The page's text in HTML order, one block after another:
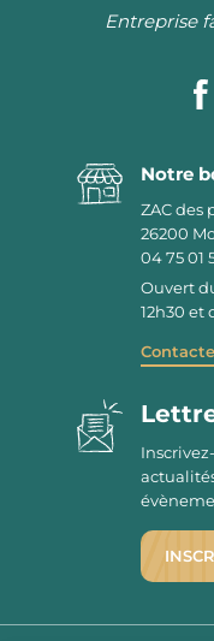
Entreprise
Notre
ZAC des
26200
04 75 01
Ouvert
12h30 et